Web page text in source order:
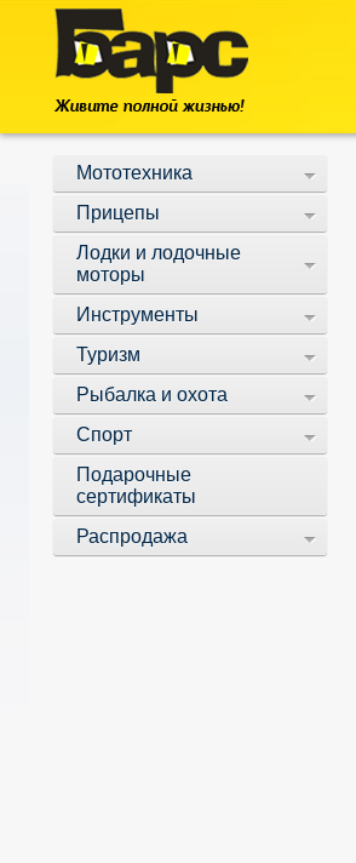
Мототехника
Прицепы
Лодки и лодочные
моторы
Инструменты
Туризм
Рыбалка и охота
Спорт
Подарочные
сертификаты
Распродажа